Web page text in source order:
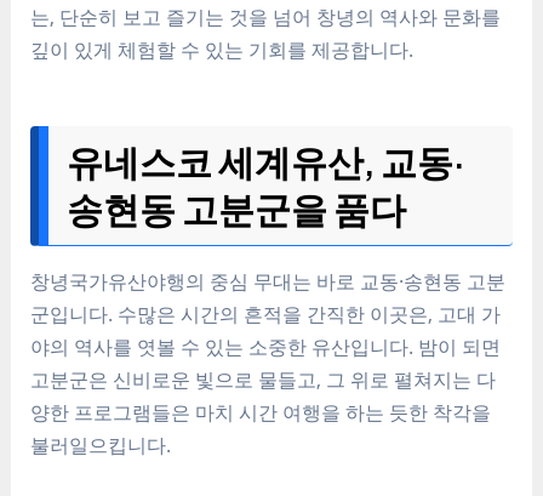
는, 단순히 보고 즐기는 것을 넘어 창녕의 역사와 문화를
깊이 있게 체험할 수 있는 기회를 제공합니다.
유네스코 세계유산, 교동·
송현동 고분군을 품다
창녕국가유산야행의 중심 무대는 바로 교동·송현동 고분
군입니다. 수많은 시간의 흔적을 간직한 이곳은, 고대 가
야의 역사를 엿볼 수 있는 소중한 유산입니다. 밤이 되면
고분군은 신비로운 빛으로 물들고, 그 위로 펼쳐지는 다
양한 프로그램들은 마치 시간 여행을 하는 듯한 착각을
불러일으킵니다.